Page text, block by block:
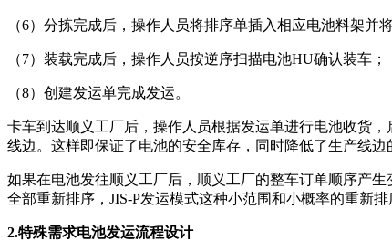
（6）分拣完成后，操作人员将排序单插入相应电池料架并
（7）装载完成后，操作人员按逆序扫描电池HU确认装车；
（8）创建发运单完成发运。
卡车到达顺义工厂后，操作人员根据发运单进行电池收货，
线边。这样即保证了电池的安全库存，同时降低了生产线边
如果在电池发往顺义工厂后，顺义工厂的整车订单顺序产
全部重新排序，JIS-P发运模式这种小范围和小概率的重新排
2.特殊需求电池发运流程设计